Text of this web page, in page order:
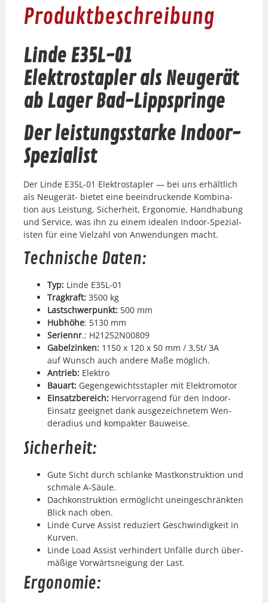
Produktbeschreibung
Linde E35L-01
Elektrostaplerals Neugerät
ab Lager Bad-Lippspringe
Der leistungsstarke Indoor-
Spezialist
Der Linde E35L-01 Elek­trosta­pler — bei uns erhältlich
als Neugerät- bietet eine beein­druck­ende Kom­bi­na­
tion aus Leis­tung, Sicher­heit, Ergonomie, Hand­habung
und Ser­vice, was ihn zu einem ide­alen Indoor-Spezial­
is­ten für eine Vielzahl von Anwen­dun­gen macht.
Technische Daten:
Typ:Linde E35L-01
Tragkraft: 3500 kg
Lastschw­er­punkt: 500 mm
Hub­höhe: 5130 mm
Seri­en­nr.: H21252N00809
Gabelzinken: 1150 x 120 x 50 mm / 3,5t/ 3A
auf Wun­sch auch andere Maße möglich.
Antrieb: Elek­tro
Bauart:Gegengewichtssta­pler mit Elek­tro­mo­tor
Ein­satzbere­ich:Her­vor­ra­gend für den Indoor-
Ein­satz geeignet dank aus­geze­ich­netem Wen­
dera­dius und kom­pak­ter Bauweise.
Sicherheit:
Gute Sicht durch schlanke Mas­tkon­struk­tion und
schmale A‑Säule.
Dachkon­struk­tion ermöglicht uneingeschränk­ten
Blick nach oben.
Linde Curve Assist reduziert Geschwindigkeit in
Kur­ven.
Linde Load Assist ver­hin­dert Unfälle durch über­
mäßige Vor­wärt­snei­gung der Last.
Ergonomie: